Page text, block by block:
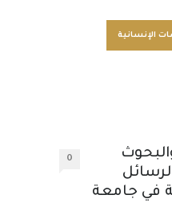
الإنسانية
في جامعة
0